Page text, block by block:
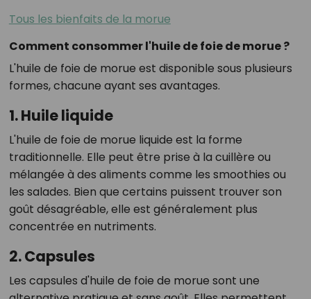
Tous les bienfaits de la morue
Comment consommer l'huile de foie de morue ?
L'huile de foie de morue est disponible sous plusieurs
formes, chacune ayant ses avantages.
1. Huile liquide
L'huile de foie de morue liquide est la forme
traditionnelle. Elle peut être prise à la cuillère ou
mélangée à des aliments comme les smoothies ou
les salades. Bien que certains puissent trouver son
goût désagréable, elle est généralement plus
concentrée en nutriments.
2. Capsules
Les capsules d'huile de foie de morue sont une